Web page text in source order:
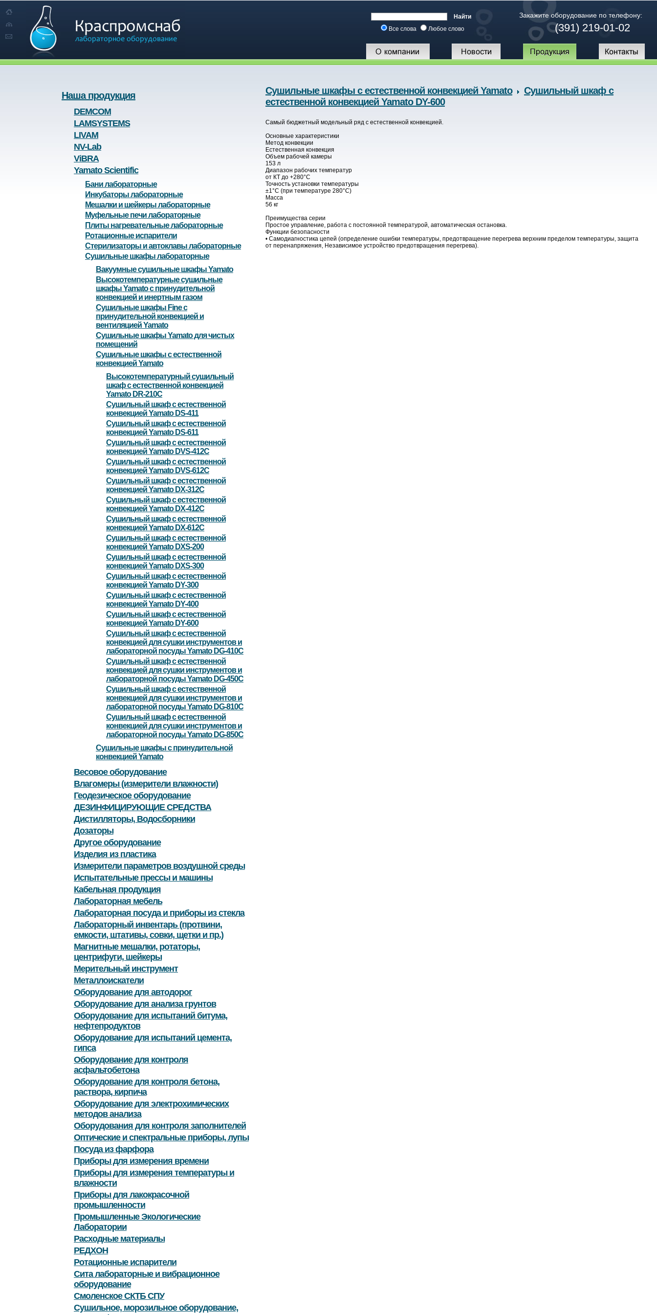
Все слова Любое слово
Закажите оборудование по телефону:
(391) 219-01-02
Наша продукция
DEMCOM
LAMSYSTEMS
LIVAM
NV-Lab
ViBRA
Yamato Scientific
Бани лабораторные
Инкубаторы лабораторные
Мешалки и шейкеры лабораторные
Муфельные печи лабораторные
Плиты нагревательные лабораторные
Ротационные испарители
Стерилизаторы и автоклавы лабораторные
Сушильные шкафы лабораторные
Вакуумные сушильные шкафы Yamato
Высокотемпературные сушильные
шкафы Yamato с принудительной
конвекцией и инертным газом
Сушильные шкафы Fine с
принудительной конвекцией и
вентиляцией Yamato
Сушильные шкафы Yamato для чистых
помещений
Сушильные шкафы с естественной
конвекцией Yamato
Высокотемпературный сушильный
шкаф с естественной конвекцией
Yamato DR-210C
Сушильный шкаф с естественной
конвекцией Yamato DS-411
Сушильный шкаф с естественной
конвекцией Yamato DS-611
Сушильный шкаф с естественной
конвекцией Yamato DVS-412С
Сушильный шкаф с естественной
конвекцией Yamato DVS-612С
Сушильный шкаф с естественной
конвекцией Yamato DX-312C
Сушильный шкаф с естественной
конвекцией Yamato DX-412C
Сушильный шкаф с естественной
конвекцией Yamato DX-612C
Сушильный шкаф с естественной
конвекцией Yamato DXS-200
Сушильный шкаф с естественной
конвекцией Yamato DXS-300
Сушильный шкаф с естественной
конвекцией Yamato DY-300
Сушильный шкаф с естественной
конвекцией Yamato DY-400
Сушильный шкаф с естественной
конвекцией Yamato DY-600
Сушильный шкаф с естественной
конвекцией для сушки инструментов и
лабораторной посуды Yamato DG-410C
Сушильный шкаф с естественной
конвекцией для сушки инструментов и
лабораторной посуды Yamato DG-450С
Сушильный шкаф с естественной
конвекцией для сушки инструментов и
лабораторной посуды Yamato DG-810C
Сушильный шкаф с естественной
конвекцией для сушки инструментов и
лабораторной посуды Yamato DG-850С
Сушильные шкафы с принудительной
конвекцией Yamato
Весовое оборудование
Влагомеры (измерители влажности)
Геодезическое оборудование
ДЕЗИНФИЦИРУЮЩИЕ СРЕДСТВА
Дистилляторы, Водосборники
Дозаторы
Другое оборудование
Изделия из пластика
Измерители параметров воздушной среды
Испытательные прессы и машины
Кабельная продукция
Лабораторная мебель
Лабораторная посуда и приборы из стекла
Лабораторный инвентарь (протвини,
емкости, штативы, совки, щетки и пр.)
Магнитные мешалки, ротаторы,
центрифуги, шейкеры
Мерительный инструмент
Металлоискатели
Оборудование для автодорог
Оборудование для анализа грунтов
Оборудование для испытаний битума,
нефтепродуктов
Оборудование для испытаний цемента,
гипса
Оборудование для контроля
асфальтобетона
Оборудование для контроля бетона,
раствора, кирпича
Оборудование для электрохимических
методов анализа
Оборудования для контроля заполнителей
Оптические и спектральные приборы, лупы
Посуда из фарфора
Приборы для измерения времени
Приборы для измерения температуры и
влажности
Приборы для лакокрасочной
промышленности
Промышленные Экологические
Лаборатории
Расходные материалы
РЕДХОН
Ротационные испарители
Сита лабораторные и вибрационное
оборудование
Смоленское СКТБ СПУ
Сушильное, морозильное оборудование,
Сушильные шкафы с естественной конвекцией Yamato
Сушильный шкаф с
естественной конвекцией Yamato DY-600
Самый бюджетный модельный ряд с естественной конвекцией.
Основные характеристики
Метод конвекции
Естественная конвекция
Объем рабочей камеры
153 л
Диапазон рабочих температур
от КТ до +280°С
Точность установки температуры
±1°C (при температуре 280°C)
Масса
56 кг
Преимущества серии
Простое управление, работа с постоянной температурой, автоматическая остановка.
Функции безопасности
• Самодиагностика цепей (определение ошибки температуры, предотвращение перегрева верхним пределом температуры, защита
от перенапряжения, Независимое устройство предотвращения перегрева).